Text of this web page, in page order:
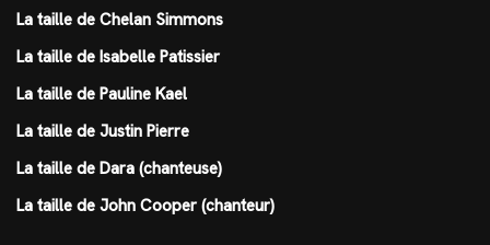
La taille de Chelan Simmons
La taille de Isabelle Patissier
La taille de Pauline Kael
La taille de Justin Pierre
La taille de Dara (chanteuse)
La taille de John Cooper (chanteur)